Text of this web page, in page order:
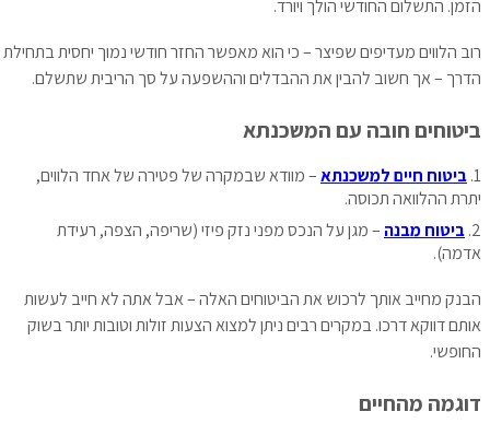
הזמן. התשלום החודשי הולך ויורד.
רוב הלווים מעדיפים שפיצר – כי הוא מאפשר החזר חודשי נמוך יחסית בתחילת
הדרך – אך חשוב להבין את ההבדלים וההשפעה על סך הריבית שתשלם.
ביטוחים חובה עם המשכנתא
ביטוח חיים למשכנתא– מוודא שבמקרה של פטירה של אחד הלווים,
יתרת ההלוואה תכוסה.
ביטוח מבנה– מגן על הנכס מפני נזק פיזי (שריפה, הצפה, רעידת
אדמה).
הבנק מחייב אותך לרכוש את הביטוחים האלה – אבל אתה לא חייב לעשות
אותם דווקא דרכו. במקרים רבים ניתן למצוא הצעות זולות וטובות יותר בשוק
החופשי.
דוגמה מהחיים